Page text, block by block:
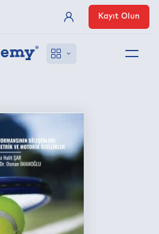
Üye Girişi
Kayıt Olun